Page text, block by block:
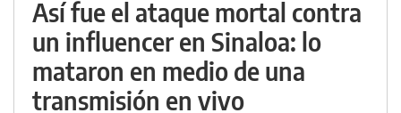
Así fue el ataque mortal contra
un influencer en Sinaloa: lo
mataron en medio de una
transmisión en vivo